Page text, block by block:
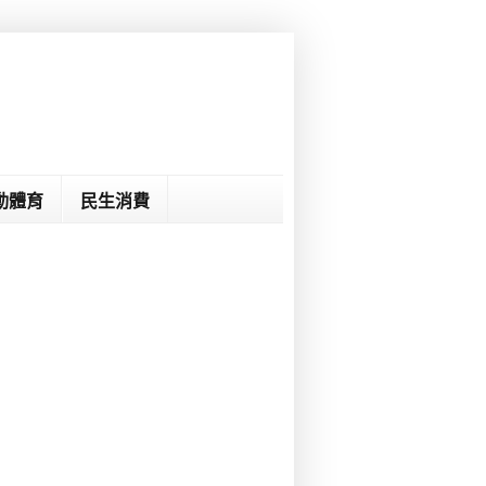
體育 民生消費